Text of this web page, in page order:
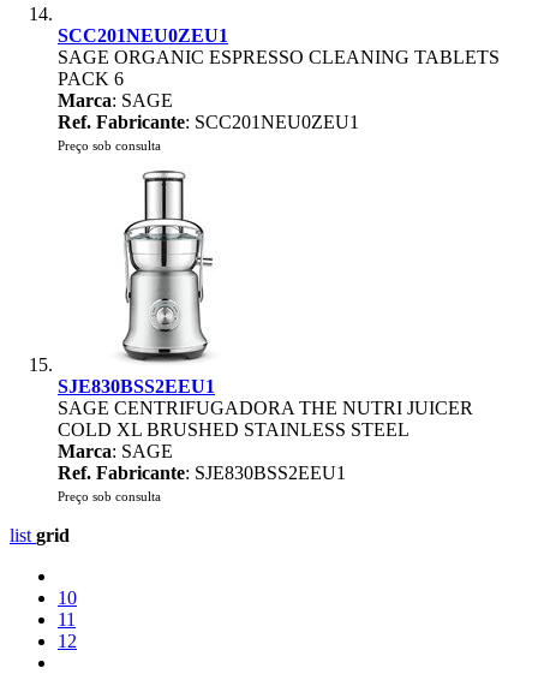
SCC201NEU0ZEU1
SAGE ORGANIC ESPRESSO CLEANING TABLETS
PACK 6
Marca: SAGE
Ref. Fabricante: SCC201NEU0ZEU1
Preço sob consulta
SJE830BSS2EEU1
SAGE CENTRIFUGADORA THE NUTRI JUICER
COLD XL BRUSHED STAINLESS STEEL
Marca: SAGE
Ref. Fabricante: SJE830BSS2EEU1
Preço sob consulta
list grid
10
11
12